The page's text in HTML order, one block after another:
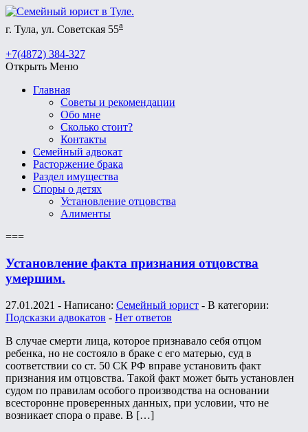
г. Тула, ул. Советская 55а
+7(4872) 384-327
Открыть Меню
Главная
Советы и рекомендации
Обо мне
Сколько стоит?
Контакты
Семейный адвокат
Расторжение брака
Раздел имущества
Споры о детях
Установление отцовства
Алименты
===
Установление факта признания отцовства
умершим.
27.01.2021 - Написано: Семейный юрист - В категории:
Подсказки адвокатов - Нет ответов
В случае смерти лица, которое признавало себя отцом
ребенка, но не состояло в браке с его матерью, суд в
соответствии со ст. 50 СК РФ вправе установить факт
признания им отцовства. Такой факт может быть установлен
судом по правилам особого производства на основании
всесторонне проверенных данных, при условии, что не
возникает спора о праве. В […]